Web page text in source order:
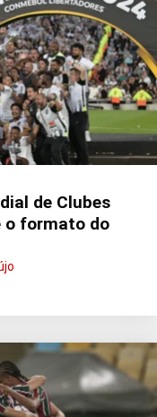
de Clubes
o formato do